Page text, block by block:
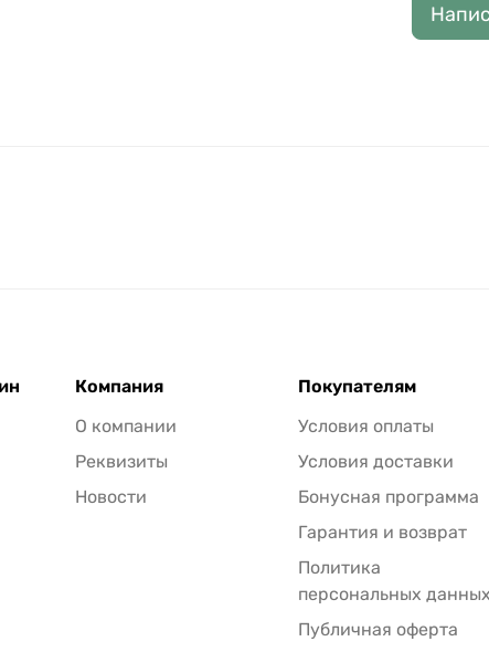
Компания
О компании
Реквизиты
Новости
Покупателям
Условия оплаты
Условия доставки
Бонусная программа
Гарантия и возврат
Политика
персональных данных
Публичная оферта